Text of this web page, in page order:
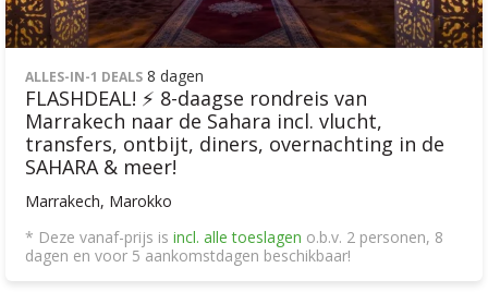
ALLES-IN-1 DEALS 8 dagen
FLASHDEAL! ⚡ 8-daagse rondreis van
Marrakech naar de Sahara incl. vlucht,
transfers, ontbijt, diners, overnachting in de
SAHARA & meer!
Marrakech, Marokko
* Deze vanaf-prijs is incl. alle toeslagen o.b.v. 2 personen, 8
dagen en voor 5 aankomstdagen beschikbaar!